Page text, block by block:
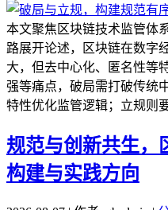
本文聚焦区块链技术监管体
路展开论述，区块链在数字
大，但去中心化、匿名性等
强等痛点，破局需打破传统
特性优化监管逻辑；立规则
规范与创新共生，
构建与实践方向